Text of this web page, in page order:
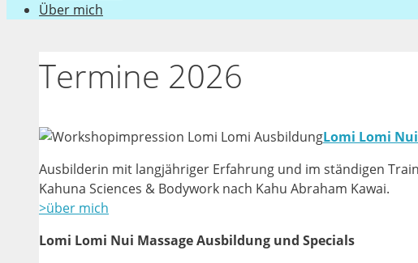
Über mich
Termine 2026
Lomi Lomi
Ausbilderin mit langjähriger Erfahrung und im ständigen
Kahuna Sciences & Bodywork nach Kahu Abraham Kawai.
>über mich
Lomi Lomi Nui Massage Ausbildung und Specials